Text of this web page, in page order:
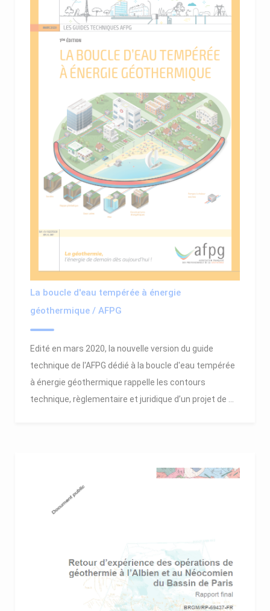
La boucle d'eau tempérée à énergie
géothermique / AFPG
Edité en mars 2020, la nouvelle version du guide
technique de l'AFPG dédié à la boucle d'eau tempérée
à énergie géothermique rappelle les contours
technique, règlementaire et juridique d’un projet de ...